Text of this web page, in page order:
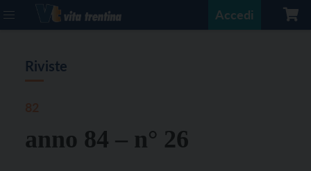
Accedi
Riviste
anno 84 – n° 26